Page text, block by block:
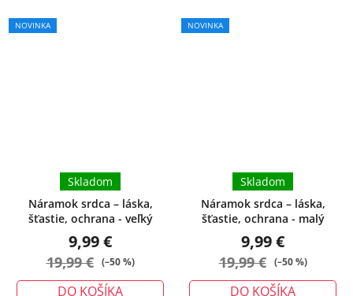
NOVINKA
Náramok srdca – láska,
šťastie, ochrana - veľký
Skladom
9,99 €
19,99 € (–50 %)
DO KOŠÍKA
NOVINKA
Náramok srdca – láska,
šťastie, ochrana - malý
Skladom
9,99 €
19,99 € (–50 %)
DO KOŠÍKA